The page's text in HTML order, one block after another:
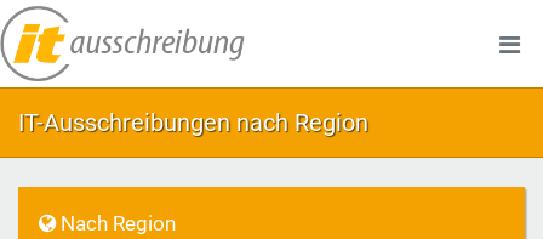
IT-Ausschreibungen nach Region
Nach Region